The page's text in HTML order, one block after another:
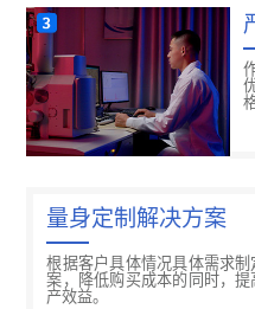
量身定制解决方案
根据客户具体情况具体需求制
案，降低购买成本的同时，提
产效益。